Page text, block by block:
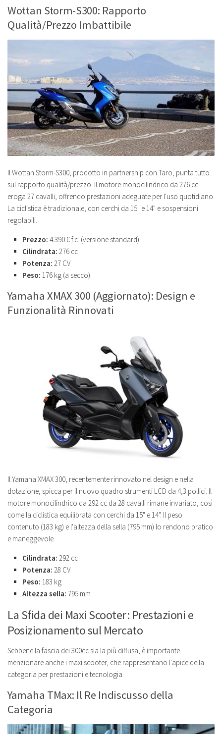
Wottan Storm-S300: Rapporto
Qualità/Prezzo Imbattibile
Il Wottan Storm-S300, prodotto in partnership con Taro, punta tutto
sul rapporto qualità/prezzo. Il motore monocilindrico da 276 cc
eroga 27 cavalli, offrendo prestazioni adeguate per l'uso quotidiano.
La ciclistica è tradizionale, con cerchi da 15" e 14" e sospensioni
regolabili.
Prezzo: 4.390 € f.c. (versione standard)
Cilindrata: 276 cc
Potenza: 27 CV
Peso: 176 kg (a secco)
Yamaha XMAX 300 (Aggiornato): Design e
Funzionalità Rinnovati
Il Yamaha XMAX 300, recentemente rinnovato nel design e nella
dotazione, spicca per il nuovo quadro strumenti LCD da 4,3 pollici. Il
motore monocilindrico da 292 cc da 28 cavalli rimane invariato, così
come la ciclistica equilibrata con cerchi da 15" e 14". Il peso
contenuto (183 kg) e l'altezza della sella (795 mm) lo rendono pratico
e maneggevole.
Cilindrata: 292 cc
Potenza: 28 CV
Peso: 183 kg
Altezza sella: 795 mm
La Sfida dei Maxi Scooter: Prestazioni e
Posizionamento sul Mercato
Sebbene la fascia dei 300cc sia la più diffusa, è importante
menzionare anche i maxi scooter, che rappresentano l'apice della
categoria per prestazioni e tecnologia.
Yamaha TMax: Il Re Indiscusso della
Categoria